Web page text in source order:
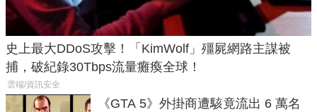
史上最大DDoS攻擊！「KimWolf」殭屍網路主謀被
捕，破紀錄30Tbps流量癱瘓全球！
雲端/資訊安全
《GTA 5》外掛商遭駭竟流出 6 萬名